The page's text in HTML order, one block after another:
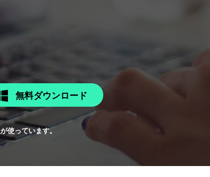
無料ダウンロード
が使っています。